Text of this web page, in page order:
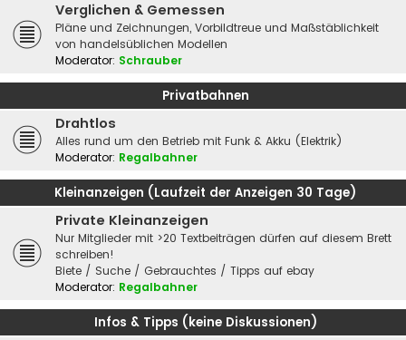
Verglichen & Gemessen
Pläne und Zeichnungen, Vorbildtreue und Maßstäblichkeit
von handelsüblichen Modellen
Moderator: Schrauber
Privatbahnen
Drahtlos
Alles rund um den Betrieb mit Funk & Akku (Elektrik)
Moderator: Regalbahner
Kleinanzeigen (Laufzeit der Anzeigen 30 Tage)
Private Kleinanzeigen
Nur Mitglieder mit >20 Textbeiträgen dürfen auf diesem Brett
schreiben!
Biete / Suche / Gebrauchtes / Tipps auf ebay
Moderator: Regalbahner
Infos & Tipps (keine Diskussionen)